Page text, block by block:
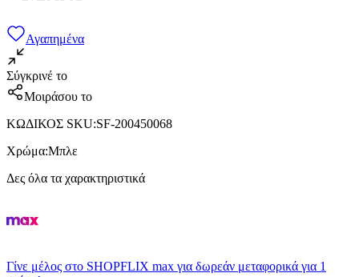
Αγαπημένα
Σύγκρινέ το
Μοιράσου το
ΚΩΔΙΚΟΣ SKU:SF-200450068
Χρώμα:Μπλε
Δες όλα τα χαρακτηριστικά
Γίνε μέλος στο SHOPFLIX max για δωρεάν μεταφορικά για 1